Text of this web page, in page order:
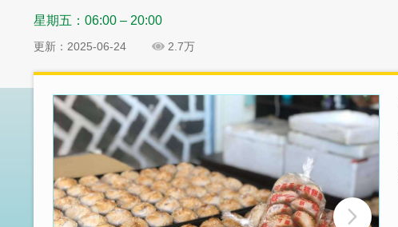
星期五：06:00 – 20:00
更新：2025-06-24 2.7万